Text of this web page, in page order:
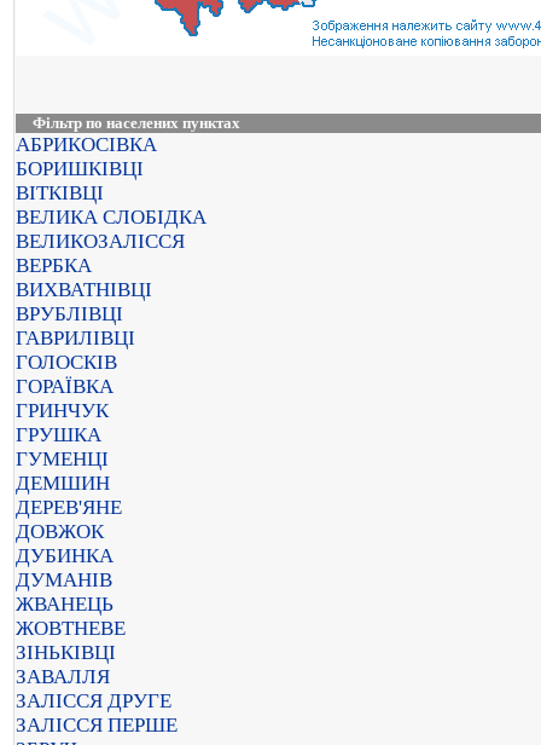
Фільтр по населених пунктах
АБРИКОСІВКА
БОРИШКІВЦІ
ВІТКІВЦІ
ВЕЛИКА СЛОБІДКА
ВЕЛИКОЗАЛІССЯ
ВЕРБКА
ВИХВАТНІВЦІ
ВРУБЛІВЦІ
ГАВРИЛІВЦІ
ГОЛОСКІВ
ГОРАЇВКА
ГРИНЧУК
ГРУШКА
ГУМЕНЦІ
ДЕМШИН
ДЕРЕВ'ЯНЕ
ДОВЖОК
ДУБИНКА
ДУМАНІВ
ЖВАНЕЦЬ
ЖОВТНЕВЕ
ЗІНЬКІВЦІ
ЗАВАЛЛЯ
ЗАЛІССЯ ДРУГЕ
ЗАЛІССЯ ПЕРШЕ